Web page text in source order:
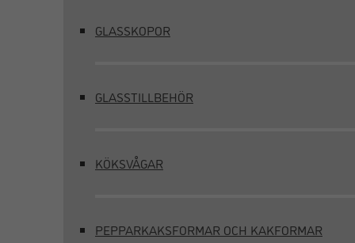
GLASSKOPOR
GLASSTILLBEHÖR
KÖKSVÅGAR
PEPPARKAKSFORMAR OCH KAKFORMAR